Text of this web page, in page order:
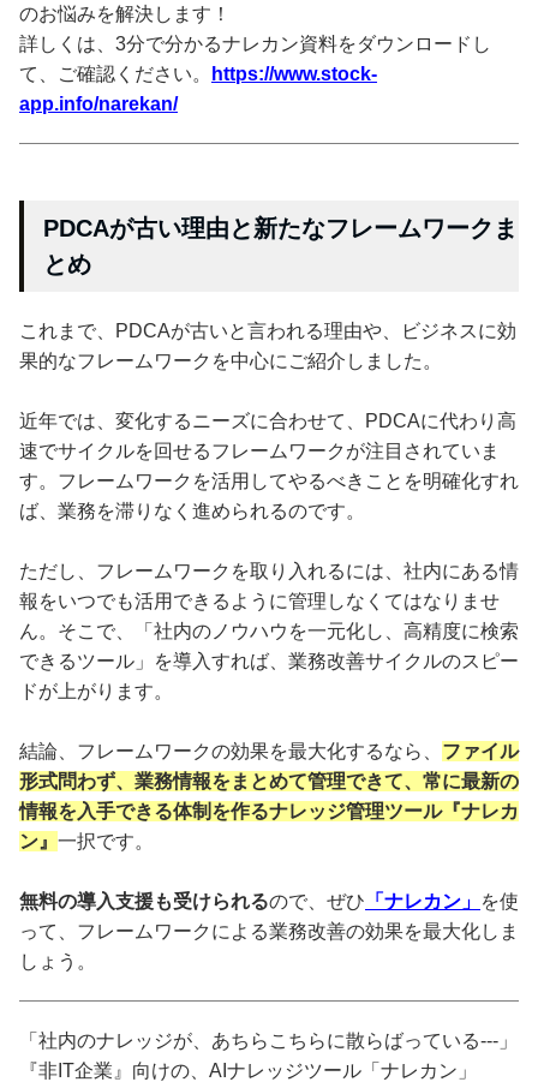
のお悩みを解決します！
詳しくは、3分で分かるナレカン資料をダウンロードし
て、ご確認ください。
https://www.stock-
app.info/narekan/
PDCAが古い理由と新たなフレームワークま
とめ
これまで、PDCAが古いと言われる理由や、ビジネスに効
果的なフレームワークを中心にご紹介しました。
近年では、変化するニーズに合わせて、PDCAに代わり高
速でサイクルを回せるフレームワークが注目されていま
す。フレームワークを活用してやるべきことを明確化すれ
ば、業務を滞りなく進められるのです。
ただし、フレームワークを取り入れるには、社内にある情
報をいつでも活用できるように管理しなくてはなりませ
ん。そこで、「社内のノウハウを一元化し、高精度に検索
できるツール」を導入すれば、業務改善サイクルのスピー
ドが上がります。
結論、フレームワークの効果を最大化するなら、 ファイル
形式問わず、業務情報をまとめて管理できて、常に最新の
情報を入手できる体制を作るナレッジ管理ツール『ナレカ
ン』 一択です。
無料の導入支援も受けられるので、ぜひ 「ナレカン」 を使
って、フレームワークによる業務改善の効果を最大化しま
しょう。
「社内のナレッジが、あちらこちらに散らばっている---」
『非IT企業』向けの、AIナレッジツール「ナレカン」